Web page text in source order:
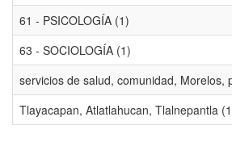
61 - PSICOLOGÍA (1)
63 - SOCIOLOGÍA (1)
servicios de salud, comunidad,
Tlayacapan, Atlatlahucan, Tlalnepantla